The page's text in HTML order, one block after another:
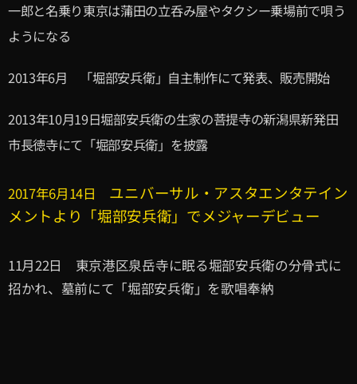
一郎と名乗り東京は蒲田の立呑み屋やタクシー乗場前で唄う
ようになる
2013年6月 「堀部安兵衛」自主制作にて発表、販売開始
2013年10月19日堀部安兵衛の生家の菩提寺の新潟県新発田
市長徳寺にて「堀部安兵衛」を披露
2017年6月14日 ユニバーサル・アスタエンタテイン
メントより「堀部安兵衛」でメジャーデビュー
11月22日 東京港区泉岳寺に眠る堀部安兵衛の分骨式に
招かれ、墓前にて「堀部安兵衛」を歌唱奉納